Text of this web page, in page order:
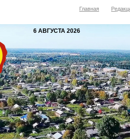
Главная
6 АВГУСТА 2026